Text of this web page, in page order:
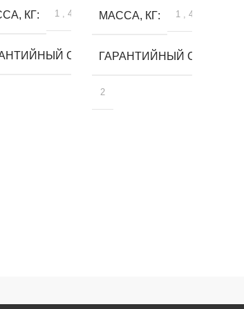
КГ 1 ,4
СРОК, ЛЕТ
МАССА, КГ 1 ,4
ГАРАНТИЙНЫЙ СРОК,
2